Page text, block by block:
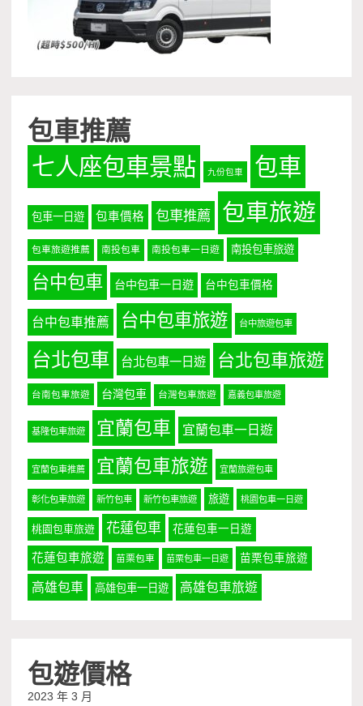
包車推薦
七人座包車景點 九份包車 包車
包車一日遊 包車價格 包車推薦 包車旅遊
包車旅遊推薦 南投包車 南投包車一日遊 南投包車旅遊
台中包車 台中包車一日遊 台中包車價格
台中包車推薦 台中包車旅遊 台中旅遊包車
台北包車 台北包車一日遊 台北包車旅遊
台南包車旅遊 台灣包車 台灣包車旅遊 嘉義包車旅遊
基隆包車旅遊 宜蘭包車 宜蘭包車一日遊
宜蘭包車推薦 宜蘭包車旅遊 宜蘭旅遊包車
彰化包車旅遊 新竹包車 新竹包車旅遊 旅遊 桃園包車一日遊
桃園包車旅遊 花蓮包車 花蓮包車一日遊
花蓮包車旅遊 苗栗包車 苗栗包車一日遊 苗栗包車旅遊
高雄包車 高雄包車一日遊 高雄包車旅遊
包遊價格
2023 年 3 月